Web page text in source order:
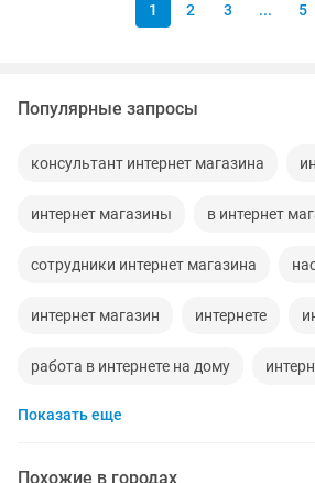
1 2 3 ... 5
Популярные запросы
консультант интернет магазина
интернет магазины в интернет
сотрудники интернет магазина
интернет магазин интернете
работа в интернете на дому
ищу работу в интернете
Показать еще
Похожие в городах